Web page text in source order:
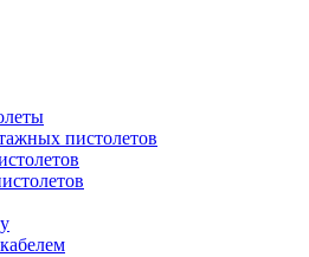
пистолетов